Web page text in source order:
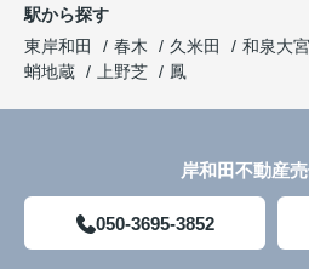
駅から探す
東岸和田
春木 久米田 和泉大宮
蛸地蔵
上野芝 鳳
岸和田不動産
050-3695-3852